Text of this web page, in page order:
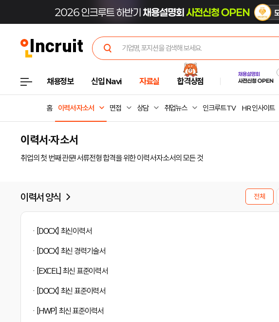
채용정보 신입 Navi 자료실 합격상점
홈 이력서·자소서 면접 상담 취업뉴스 인크루트 TV HR 인사이트
이력서·자소서
취업의 첫 번째 관문! 서류전형 합격을 위한 이력서·자소서의 모든 것
이력서 양식 전체
[DOCX] 최신이력서
[DOCX] 최신 경력기술서
[EXCEL] 최신 표준이력서
[DOCX] 최신 표준이력서
[HWP] 최신 표준이력서